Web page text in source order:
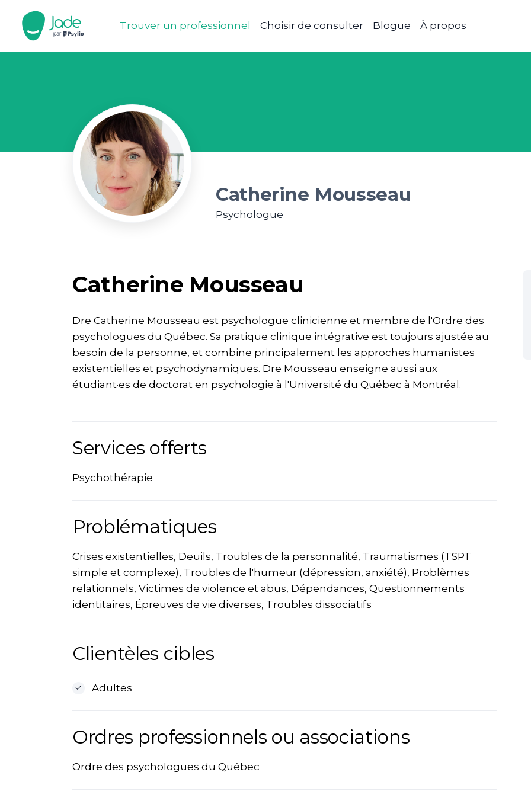
Trouver un professionnel Choisir de consulter Blogue À propos
Catherine Mousseau
Psychologue
Catherine Mousseau
Dre Catherine Mousseau est psychologue clinicienne et membre de l'Ordre des
psychologues du Québec. Sa pratique clinique intégrative est toujours ajustée au
besoin de la personne, et combine principalement les approches humanistes
existentielles et psychodynamiques. Dre Mousseau enseigne aussi aux
étudiant·es de doctorat en psychologie à l'Université du Québec à Montréal.
Services offerts
Psychothérapie
Problématiques
Crises existentielles, Deuils, Troubles de la personnalité, Traumatismes (TSPT
simple et complexe), Troubles de l'humeur (dépression, anxiété), Problèmes
relationnels, Victimes de violence et abus, Dépendances, Questionnements
identitaires, Épreuves de vie diverses, Troubles dissociatifs
Clientèles cibles
Adultes
Ordres professionnels ou associations
Ordre des psychologues du Québec